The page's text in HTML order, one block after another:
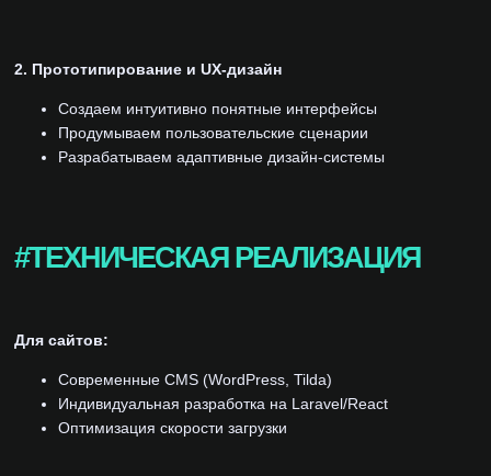
2. Прототипирование и UX-дизайн
Создаем интуитивно понятные интерфейсы
Продумываем пользовательские сценарии
Разрабатываем адаптивные дизайн-системы
#ТЕХНИЧЕСКАЯ РЕАЛИЗАЦИЯ
Для сайтов:
Современные CMS (WordPress, Tilda)
Индивидуальная разработка на Laravel/React
Оптимизация скорости загрузки